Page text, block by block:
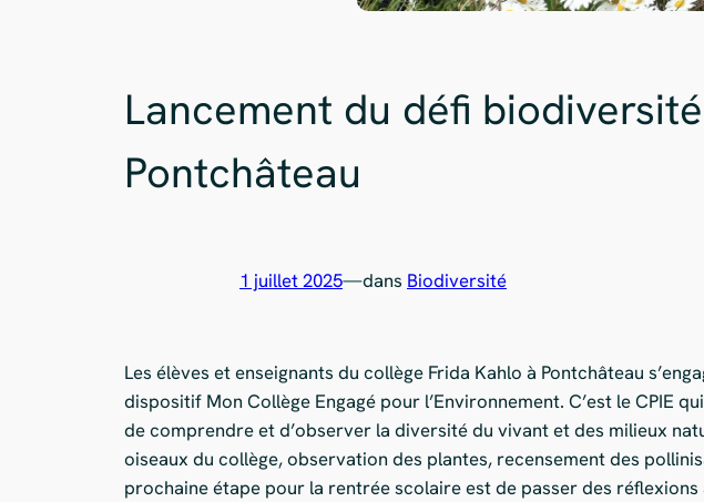
Lancement du défi
Pontchâteau
1 juillet 2025—dans Biodiversité
Les élèves et enseignants du collège Frida Kahlo à Pontchâteau
dispositif Mon Collège Engagé pour l’Environnement. C’est le CPIE
de comprendre et d’observer la diversité du vivant et des milieux
oiseaux du collège, observation des plantes, recensement des
prochaine étape pour la rentrée scolaire est de passer des